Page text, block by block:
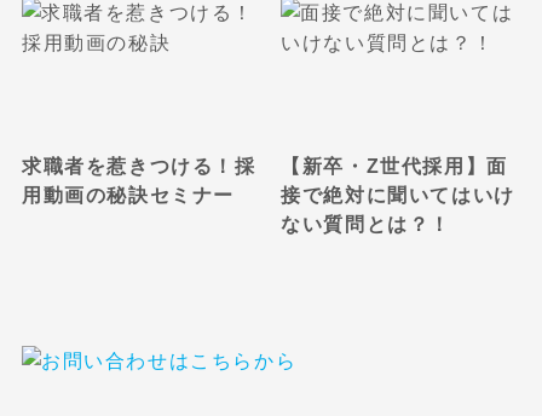
求職者を惹きつける！採
用動画の秘訣セミナー
【新卒・Z世代採用】面
接で絶対に聞いてはいけ
ない質問とは？！